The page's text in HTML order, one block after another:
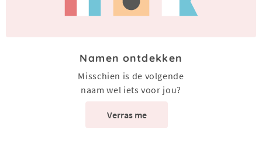
Namen ontdekken
Misschien is de volgende
naam wel iets voor jou?
Verras me